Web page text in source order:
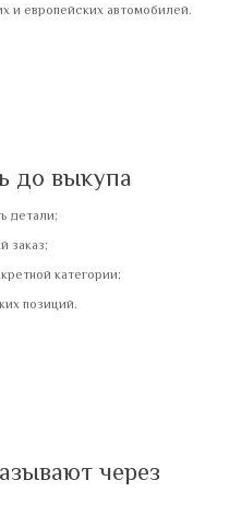
и европейских автомобилей.
до выкупа
детали;
заказ;
категории;
позиций.
через